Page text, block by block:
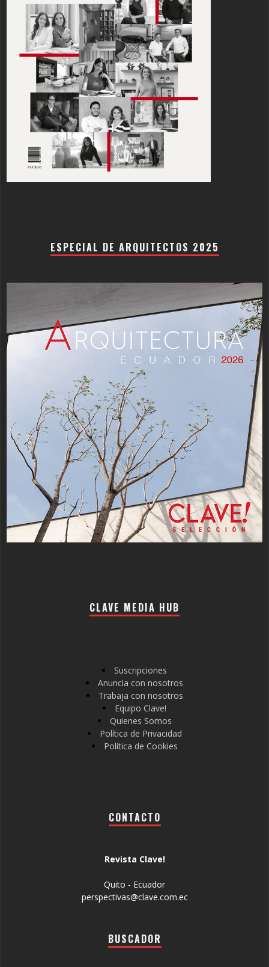
ESPECIAL DE ARQUITECTOS 2025
CLAVE MEDIA HUB
Suscripciones
Anuncia con nosotros
Trabaja con nosotros
Equipo Clave!
Quienes Somos
Política de Privacidad
Política de Cookies
CONTACTO
Revista Clave!
Quito - Ecuador
perspectivas@clave.com.ec
BUSCADOR